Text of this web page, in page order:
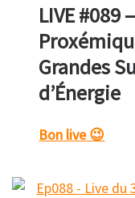
LIVE #089
Grandes
d’Énergie
Bon live 😉